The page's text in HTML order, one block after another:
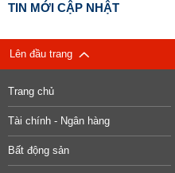
TIN MỚI CẬP NHẬT
Lên đầu trang
Trang chủ
Tài chính - Ngân hàng
Bất động sản